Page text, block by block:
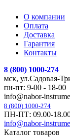
О компании
Оплата
Доставка
Гарантия
Контакты
8 (800) 1000-274
мск, ул.Садовая-
пн-пт: 9-00 - 18-00
info@nabor-
8 (800) 1000-274
ПН-ПТ: 09.00-
info@nabor-
Каталог товаров